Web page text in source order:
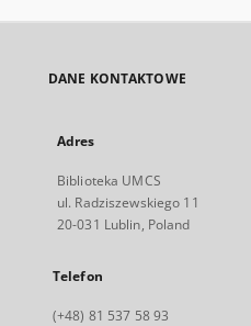
DANE KONTAKTOWE
Adres
Biblioteka UMCS
ul. Radziszewskiego 11
20-031 Lublin, Poland
Telefon
(+48) 81 537 58 93